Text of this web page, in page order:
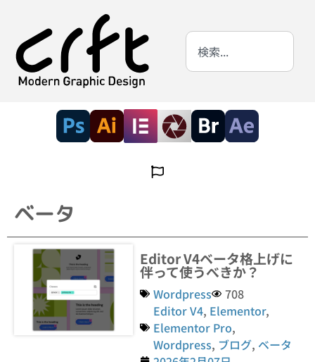
ベータ
Editor V4ベータ格上げに
伴って使うべきか？
Wordpress
708
Editor V4, Elementor,
Elementor Pro,
Wordpress, ブログ, ベータ